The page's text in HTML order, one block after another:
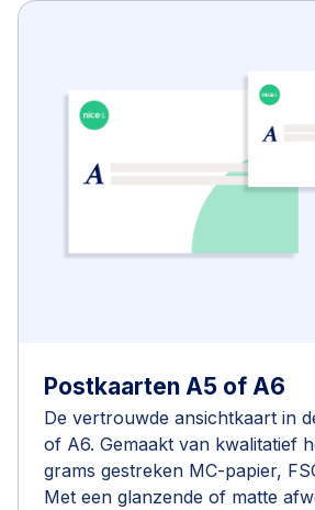
Postkaarten A5 of A6
De vertrouwde ansichtkaart in
of A6. Gemaakt van kwalitatief
grams gestreken MC-papier,
Met een glanzende of matte